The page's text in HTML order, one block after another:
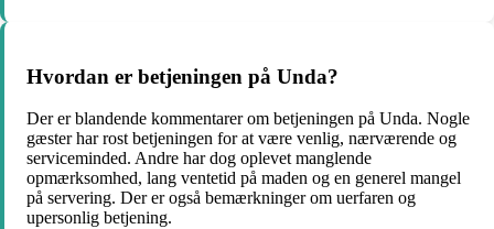
Hvordan er betjeningen på Unda?
Der er blandende kommentarer om betjeningen på Unda. Nogle
gæster har rost betjeningen for at være venlig, nærværende og
serviceminded. Andre har dog oplevet manglende
opmærksomhed, lang ventetid på maden og en generel mangel
på servering. Der er også bemærkninger om uerfaren og
upersonlig betjening.